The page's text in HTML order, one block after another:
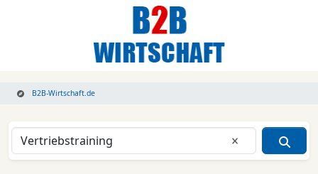
B2B-Wirtschaft.de
Eingabe